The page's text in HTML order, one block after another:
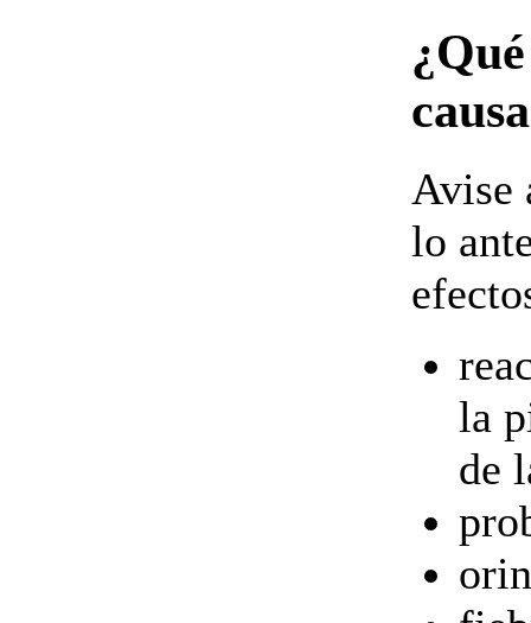
Avise
lo
la
de